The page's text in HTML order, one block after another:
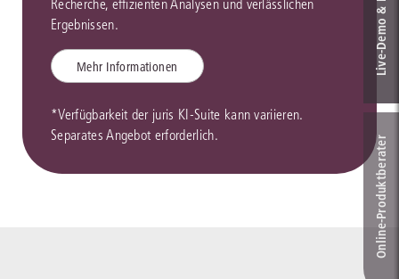
Recherche, effizienten Analysen und verlässlichen
Ergebnissen.
Mehr Informationen
*Verfügbarkeit der juris KI-Suite kann variieren.
Separates Angebot erforderlich.
Online-Produkt­berater